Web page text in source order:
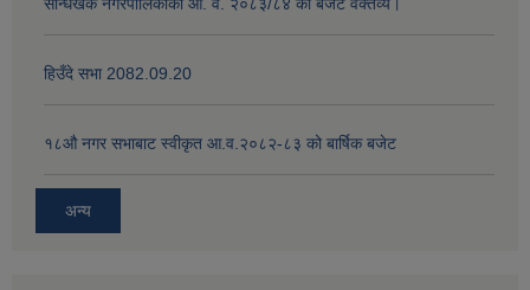
सन्धिखर्क नगरपालिकाको आ. व. २०८३/८४ काे बजेट वक्तव्य।
हिउँदे सभा 2082.09.20
१८‍औ नगर सभाबाट स्वीकृत आ.व.२०८२-८३ को बार्षिक बजेट
अन्य